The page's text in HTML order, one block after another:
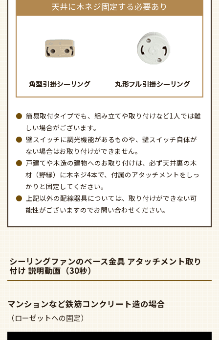
天井に木ネジ固定する必要あり
簡易取付タイプでも、組み立てや取り付けなど1人では難
しい場合がございます。
壁スイッチに調光機能があるものや、壁スイッチ自体が
ない場合はお取り付けができません。
戸建てや木造の建物へのお取り付けは、必ず天井裏の木
材（野縁）に木ネジ4本で、付属のアタッチメントをしっ
かりと固定してください。
上記以外の配線器具については、取り付けができない可
能性がございますのでお問い合わせください。
シーリングファンのベース金具 アタッチメント取り
付け 説明動画（30秒）
マンションなど鉄筋コンクリート造の場合
（ローゼットへの固定）